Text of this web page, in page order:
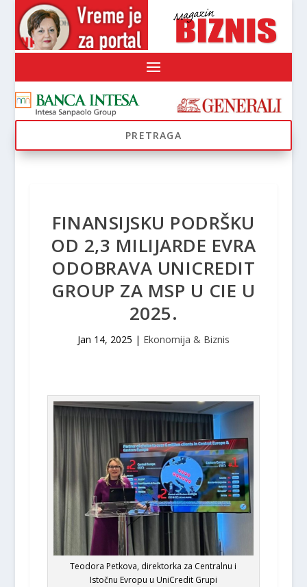
FINANSIJSKU PODRŠKU
OD 2,3 MILIJARDE EVRA
ODOBRAVA UNICREDIT
GROUP ZA MSP U CIE U
2025.
Jan 14, 2025 | Ekonomija & Biznis
Teodora Petkova, direktorka za Centralnu i
Istočnu Evropu u UniCredit Grupi